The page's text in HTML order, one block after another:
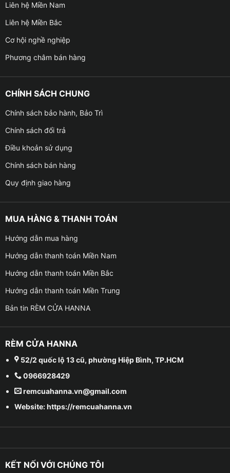
Liên hệ Miền Nam
Liên hệ Miền Bắc
Cơ hội nghề nghiệp
Phương châm bán hàng
CHÍNH SÁCH CHUNG
Chính sách bảo hành, Bảo Trì
Chính sách đổi trả
Điều khoản sử dụng
Chính sách bán hàng
Quy định giao hàng
MUA HÀNG & THANH TOÁN
Hướng dẫn mua hàng
Hướng dẫn thanh toán Miền Nam
Hướng dẫn thanh toán Miền Bắc
Hướng dẫn thanh toán Miền Trung
Bản tin RÈM CỬA HANNA
RÈM CỬA HANNA
52/2 quốc lộ 13 cũ, phường Hiệp Bình, TP.HCM
0966928429
remcuahanna.vn@gmail.com
Website: https://remcuahanna.vn
KẾT NỐI VỚI CHÚNG TÔI